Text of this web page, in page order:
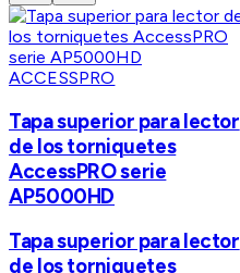
ACCESSPRO
Tapa superior para lector
de los torniquetes
AccessPRO serie
AP5000HD
Tapa superior para lector
de los torniquetes